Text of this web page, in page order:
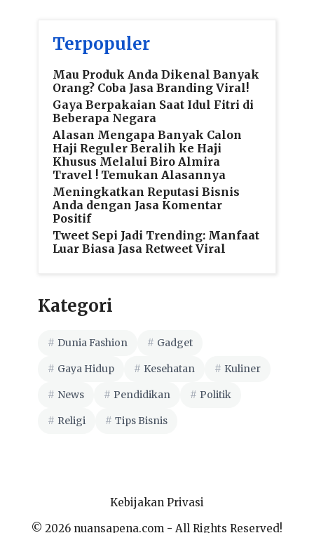
Terpopuler
Mau Produk Anda Dikenal Banyak
Orang? Coba Jasa Branding Viral!
Gaya Berpakaian Saat Idul Fitri di
Beberapa Negara
Alasan Mengapa Banyak Calon
Haji Reguler Beralih ke Haji
Khusus Melalui Biro Almira
Travel ! Temukan Alasannya
Meningkatkan Reputasi Bisnis
Anda dengan Jasa Komentar
Positif
Tweet Sepi Jadi Trending: Manfaat
Luar Biasa Jasa Retweet Viral
Kategori
Dunia Fashion Gadget
Gaya Hidup Kesehatan Kuliner
News Pendidikan Politik
Religi Tips Bisnis
Kebijakan Privasi
© 2026 nuansapena.com - All Rights Reserved!